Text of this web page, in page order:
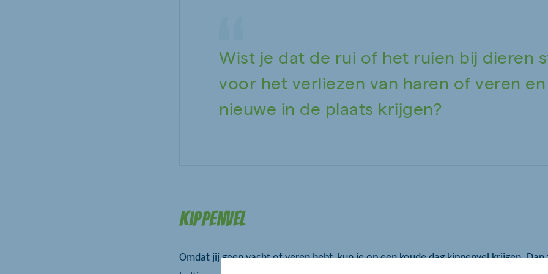
Wist je dat de rui of het ruien bij dieren
voor het verliezen van haren of veren en
nieuwe in de plaats krijgen?
Kippenvel
Omdat jij geen vacht of veren hebt, kun je op een koude dag kippenvel krijgen.